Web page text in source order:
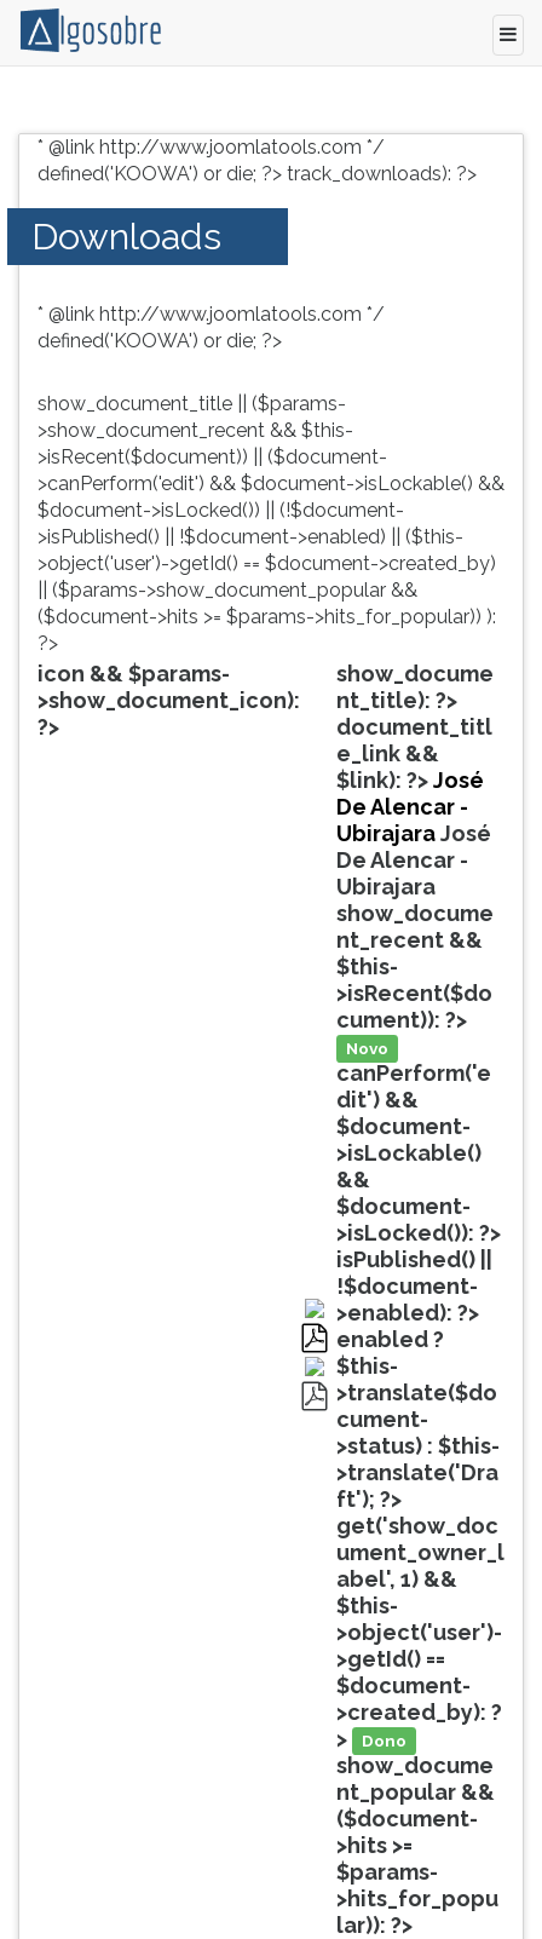
grátis
vestibular,
enem
concursos.
resumos
livros,
biografias,
profissões,
simulados
comentados.
Acessibilidade
leitor
TAB
depois
F
para
ouvir
conteúdo
principal
pular
essa
leitura
pressione
depois
pausar
* @link http://www.joomlatools.com */
defined('KOOWA') or die; ?> track_downloads): ?>
Downloads
* @link http://www.joomlatools.com */
defined('KOOWA') or die; ?>
show_document_title || ($params-
>show_document_recent && $this-
>isRecent($document)) || ($document-
>canPerform('edit') && $document->isLockable() &&
$document->isLocked()) || (!$document-
>isPublished() || !$document->enabled) || ($this-
>object('user')->getId() == $document->created_by)
|| ($params->show_document_popular &&
($document->hits >= $params->hits_for_popular)) ):
?>
icon && $params-
>show_document_icon):
?>
pdf
pdf
show_docume
nt_title): ?>
document_titl
e_link &&
$link): ?>José
De Alencar -
UbirajaraJosé
De Alencar -
Ubirajara
show_docume
nt_recent &&
$this-
>isRecent($do
cument)): ?>
Novo
canPerform('e
dit') &&
$document-
>isLockable()
&&
$document-
>isLocked()): ?>
isPublished() ||
!$document-
>enabled): ?>
enabled ?
$this-
>translate($do
cument-
>status) : $this-
>translate('Dra
ft'); ?>
get('show_doc
ument_owner_l
abel', 1) &&
$this-
>object('user')-
>getId() ==
$document-
>created_by): ?
>
Dono
show_docume
nt_popular &&
($document-
>hits >=
$params-
>hits_for_popu
lar)): ?>